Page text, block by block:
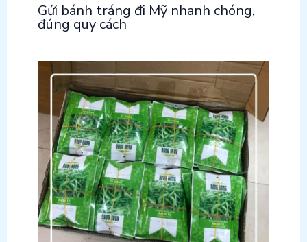
Gửi bánh tráng đi Mỹ nhanh chóng,
đúng quy cách